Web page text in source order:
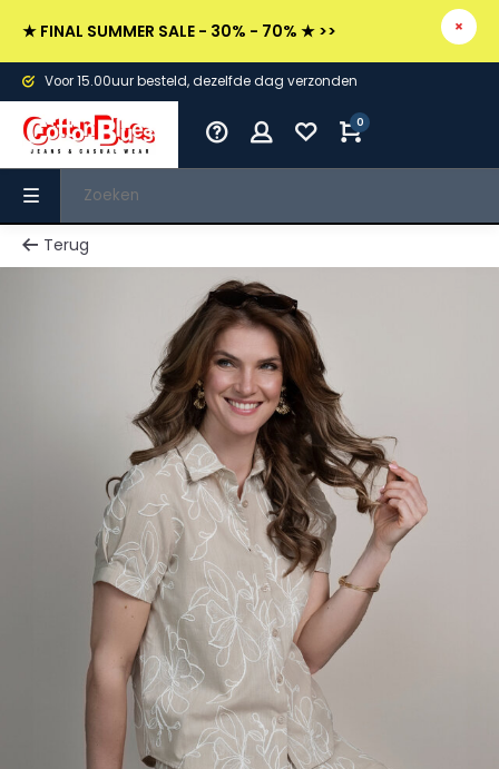
★ FINAL SUMMER SALE - 30% - 70% ★ >>
Voor 15.00uur besteld, dezelfde dag verzonden
0
Terug